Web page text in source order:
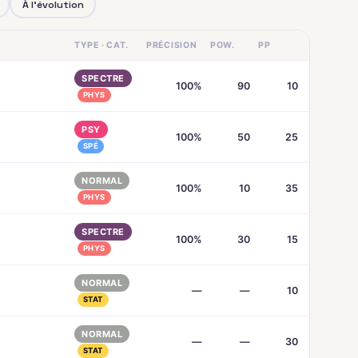
À l'évolution
TYPE · CAT. PRÉCISION POW. PP
SPECTRE
PHYS
100% 90 10
PSY
SPÉ
100% 50 25
NORMAL
PHYS
100% 10 35
SPECTRE
PHYS
100% 30 15
NORMAL
STAT
— — 10
NORMAL
STAT
— — 30